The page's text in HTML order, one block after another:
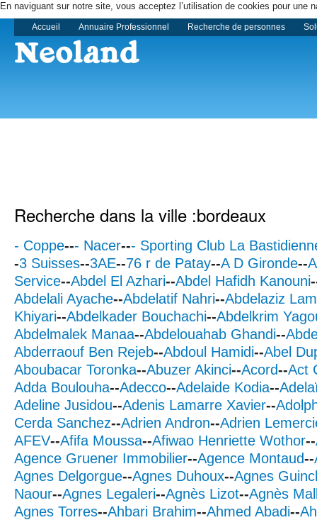
En naviguant sur notre site, vous acceptez l’utilisation de cookies pour
Accueil Annuaire Professionnel Recherche de personnes
Recherche dans la ville :bordeaux
- Coppe--- Nacer--- Sporting Club La
-3 Suisses--3AE--76 r de Patay--A D Gironde--
Service--Abdel El Azhari--Abdel Hafidh Kanouni
Abdelali Ayache--Abdelatif Nahri--Abdelaziz
Khiyari--Abdelkader Bouchachi--Abdelkrim
Abdelmalek Manaa--Abdelouahab Ghandi--
Abderraouf Ben Rejeb--Abdoul Hamidi--Abel
Aboubacar Toronka--Abuzer Akinci--Acord--Act
Adda Boulouha--Adecco--Adelaide Kodia--
Adeline Jusidou--Adenis Lamarre Xavier--
Cerda Sanchez--Adrien Andron--Adrien
AFEV--Afifa Moussa--Afiwao Henriette Wothor--
Agence Gruener Immobilier--Agence Montaud--
Agnes Delgorgue--Agnes Duhoux--Agnes
Naour--Agnes Legaleri--Agnès Lizot--Agnès
Agnes Torres--Ahbari Brahim--Ahmed Abadi--